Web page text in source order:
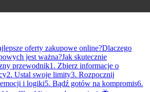
oferty zakupowe online?Dlaczego
jest ważna?Jak skutecznie
przewodnik1. Zbierz informacje o
2. Ustal swoje limity3. Rozpocznij
i logiki5. Bądź gotów na kompromis6.